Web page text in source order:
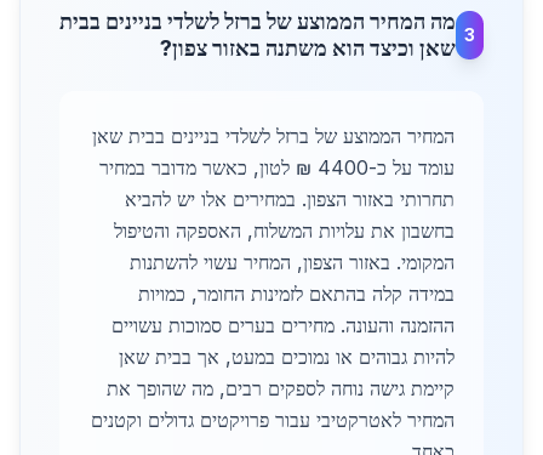
3
מה המחיר הממוצע של ברזל לשלדי בניינים בבית
שאן וכיצד הוא משתנה באזור צפון?
המחיר הממוצע של ברזל לשלדי בניינים בבית שאן
עומד על כ-4400 ₪ לטון, כאשר מדובר במחיר
תחרותי באזור הצפון. במחירים אלו יש להביא
בחשבון את עלויות המשלוח, האספקה והטיפול
המקומי. באזור הצפון, המחיר עשוי להשתנות
במידה קלה בהתאם לזמינות החומר, כמויות
ההזמנה והעונה. מחירים בערים סמוכות עשויים
להיות גבוהים או נמוכים במעט, אך בבית שאן
קיימת גישה נוחה לספקים רבים, מה שהופך את
המחיר לאטרקטיבי עבור פרויקטים גדולים וקטנים